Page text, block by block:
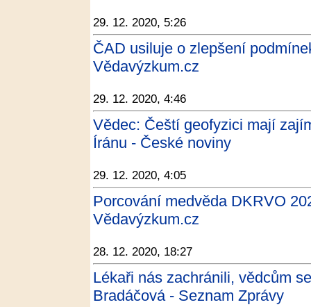
29. 12. 2020, 5:26
ČAD usiluje o zlepšení
Vědavýzkum.cz
29. 12. 2020, 4:46
Vědec: Čeští geofyzici mají
Íránu - České noviny
29. 12. 2020, 4:05
Porcování medvěda DKRVO
Vědavýzkum.cz
28. 12. 2020, 18:27
Lékaři nás zachránili, vědcům
Bradáčová - Seznam Zprávy